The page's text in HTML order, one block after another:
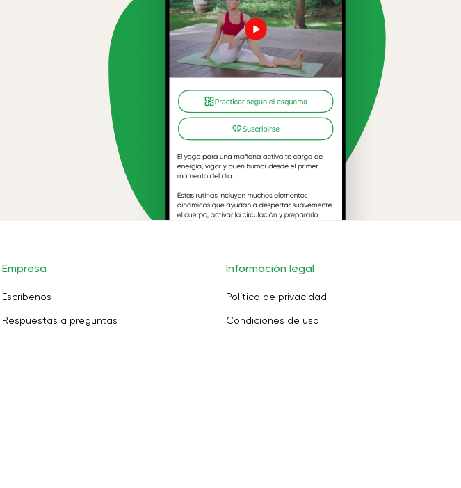
Empresa
Escríbenos
Respuestas a preguntas
Información legal
Política de privacidad
Condiciones de uso